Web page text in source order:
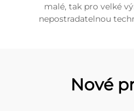
malé, tak pro velké
nepostradatelnou
Nové